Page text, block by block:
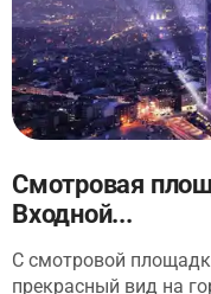
Смотровая
Входной...
С смотровой
прекрасный вид на